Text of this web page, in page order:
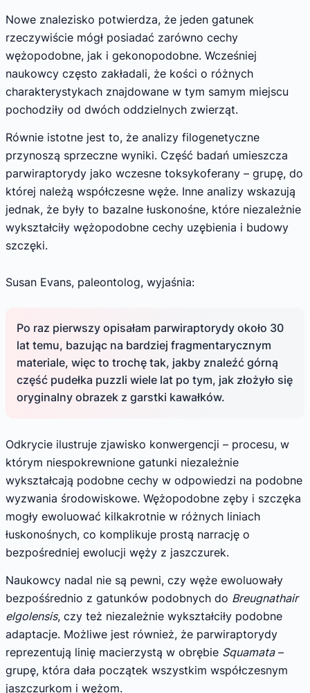
Nowe znalezisko potwierdza, że jeden gatunek
rzeczywiście mógł posiadać zarówno cechy
wężopodobne, jak i gekonopodobne. Wcześniej
naukowcy często zakładali, że kości o różnych
charakterystykach znajdowane w tym samym miejscu
pochodziły od dwóch oddzielnych zwierząt.
Równie istotne jest to, że analizy filogenetyczne
przynoszą sprzeczne wyniki. Część badań umieszcza
parwiraptorydy jako wczesne toksykoferany – grupę, do
której należą współczesne węże. Inne analizy wskazują
jednak, że były to bazalne łuskonośne, które niezależnie
wykształciły wężopodobne cechy uzębienia i budowy
szczęki.
Susan Evans, paleontolog, wyjaśnia:
Po raz pierwszy opisałam parwiraptorydy około 30
lat temu, bazując na bardziej fragmentarycznym
materiale, więc to trochę tak, jakby znaleźć górną
część pudełka puzzli wiele lat po tym, jak złożyło się
oryginalny obrazek z garstki kawałków.
Odkrycie ilustruje zjawisko konwergencji – procesu, w
którym niespokrewnione gatunki niezależnie
wykształcają podobne cechy w odpowiedzi na podobne
wyzwania środowiskowe. Wężopodobne zęby i szczęka
mogły ewoluować kilkakrotnie w różnych liniach
łuskonośnych, co komplikuje prostą narrację o
bezpośredniej ewolucji węży z jaszczurek.
Naukowcy nadal nie są pewni, czy węże ewoluowały
bezpośśrednio z gatunków podobnych do Breugnathair
elgolensis, czy też niezależnie wykształciły podobne
adaptacje. Możliwe jest również, że parwiraptorydy
reprezentują linię macierzystą w obrębie Squamata–
grupę, która dała początek wszystkim współczesnym
jaszczurkom i wężom.